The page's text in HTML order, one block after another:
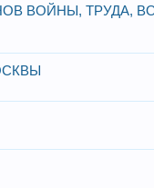
ВОЙНЫ, ТРУДА,